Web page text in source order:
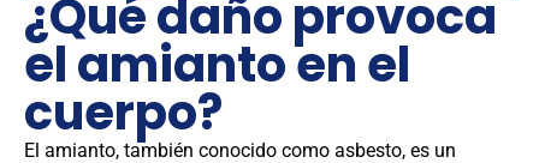
¿Qué daño provoca
el amianto en el
cuerpo?
El amianto, también conocido como asbesto, es un